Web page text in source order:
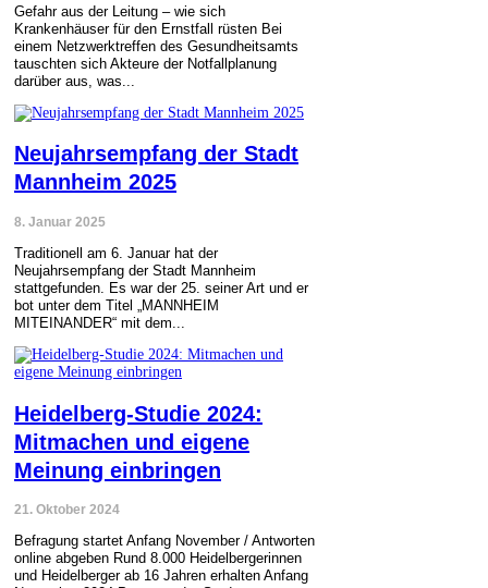
Gefahr aus der Leitung – wie sich
Krankenhäuser für den Ernstfall rüsten Bei
einem Netzwerktreffen des Gesundheitsamts
tauschten sich Akteure der Notfallplanung
darüber aus, was...
Neujahrsempfang der Stadt
Mannheim 2025
8. Januar 2025
Traditionell am 6. Januar hat der
Neujahrsempfang der Stadt Mannheim
stattgefunden. Es war der 25. seiner Art und er
bot unter dem Titel „MANNHEIM
MITEINANDER“ mit dem...
Heidelberg-Studie 2024:
Mitmachen und eigene
Meinung einbringen
21. Oktober 2024
Befragung startet Anfang November / Antworten
online abgeben Rund 8.000 Heidelbergerinnen
und Heidelberger ab 16 Jahren erhalten Anfang